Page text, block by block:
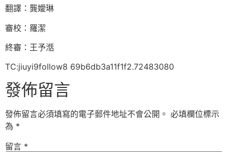
翻譯：龔嬡琳
審校：羅潔
終審：王予湉
TC:jiuyi9follow8 69b6db3a11f1f2.72483080
發佈留言
發佈留言必須填寫的電子郵件地址不會公開。 必填欄位標示
為 *
留言 *